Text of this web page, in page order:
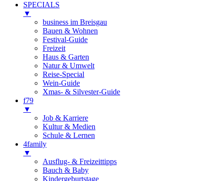
SPECIALS
▼
business im Breisgau
Bauen & Wohnen
Festival-Guide
Freizeit
Haus & Garten
Natur & Umwelt
Reise-Special
Wein-Guide
Xmas- & Silvester-Guide
f79
▼
Job & Karriere
Kultur & Medien
Schule & Lernen
4family
▼
Ausflug- & Freizeittipps
Bauch & Baby
Kindergeburtstage